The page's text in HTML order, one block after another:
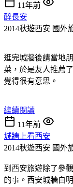
11年前
醉長安
2014秋遊西安 國外
逛完城牆後請當地
菜，於是友人推薦
覺得很有意思。
繼續閱讀
11年前
城牆上看西安
2014秋遊西安 國外
到西安旅遊除了參
的事。西安城牆自